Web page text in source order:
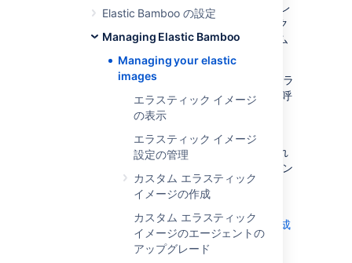
Elastic Bamboo の設定
Managing Elastic Bamboo
Managing your elastic
images
エラスティック イメージ
の表示
エラスティック イメージ
設定の管理
カスタム エラスティック
イメージの作成
カスタム エラスティック
イメージのエージェントの
アップグレード
ーのブート ハード ドライブで実行されるオペレ
ーティング システムに相当し、エラスティック
インスタンスはこのオペレーティング システム
の上で実行されるソフトウェアです。
Amazon Web Services (AWS) に登録されたエラ
スティック イメージのそれぞれに、AMI ID
と呼
ばれる独自の識別子があります。
1 つの Bamboo Server に
複数のエラスティック イメージを関連付け
られ
がアトラシアン
によって AWS で管理されており、すべての
Elastic Bamboo ユーザーが利用できます。
独自のカスタム エラスティック イメージを作成
こともできます。